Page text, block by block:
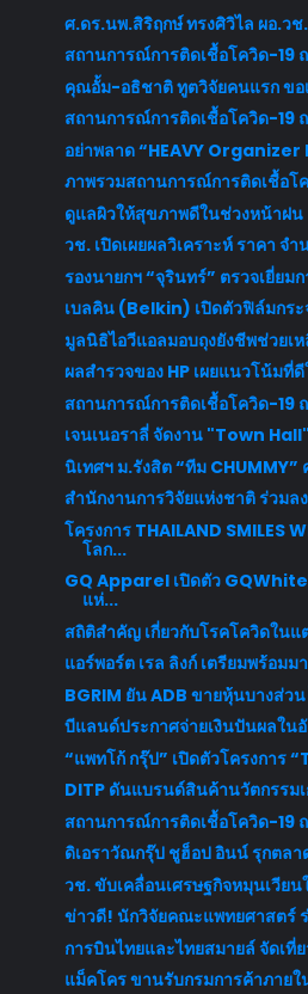
ศ.ดร.นพ.สิริฤกษ์ ทรงศิวิไล ผอ.ว
สถานการณ์การติดเชื้อโควิด-19
คุณอั้ม-อธิชาติ ทูตวิจัยคนแรก ขอ
สถานการณ์การติดเชื้อโควิด-19
อย่าพลาด​ “HEAVY
ภาพรวมสถานการณ์การติดเชื้อโ
ดูแลผิวให้สุขภาพดีในช่วงหน้าฝน
วช. เปิดเผยผลวิเคราะห์ ราคา จ
รองนายกฯ “จุรินทร์” ตรวจเยี่ยม
เบลคิน (Belkin) เปิดตัวฟิล์มกร
มูลนิธิไอวีแอลมอบถุงยังชีพช่วยเ
ผลสำรวจของ HP เผยแนวโน้มที่
สถานการณ์การติดเชื้อโควิด-19
เจนเนอราลี่ จัดงาน "Town
นิเทศฯ ม.รังสิต “ทีม
สำนักงานการวิจัยแห่งชาติ ร่วม
โครงการ THAILAND SMILES
โลก...
GQ Apparel เปิดตัว
แห่...
สถิติสำคัญ เกี่ยวกับโรคโควิดในแ
แอร์พอร์ต เรล ลิงก์ เตรียมพร้อม
BGRIM ยัน ADB ขายหุ้นบางส่ว
บีแลนด์ประกาศจ่ายเงินปันผลใน
“แพทโก้ กรุ๊ป” เปิดตัวโครงการ
DITP ดันแบรนด์สินค้านวัตกรรม
สถานการณ์การติดเชื้อโควิด-19
ดิเอราวัณกรุ๊ป ชูฮ็อป อินน์ รุกตลา
วช. ขับเคลื่อนเศรษฐกิจหมุนเวี
ข่าวดี! นักวิจัยคณะแพทยศาสตร์
การบินไทยและไทยสมายล์ จัดเที่
แม็คโคร ขานรับกรมการค้าภายใ